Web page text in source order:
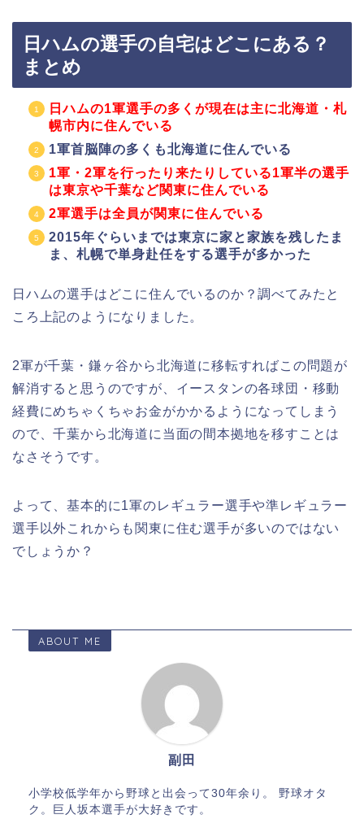
日ハムの選手の自宅はどこにある？
まとめ
日ハムの1軍選手の多くが現在は主に北海道・札
幌市内に住んでいる
1軍首脳陣の多くも北海道に住んでいる
1軍・2軍を行ったり来たりしている1軍半の選手
は東京や千葉など関東に住んでいる
2軍選手は全員が関東に住んでいる
2015年ぐらいまでは東京に家と家族を残したま
ま、札幌で単身赴任をする選手が多かった
日ハムの選手はどこに住んでいるのか？調べてみたと
ころ上記のようになりました。
2軍が千葉・鎌ヶ谷から北海道に移転すればこの問題が
解消すると思うのですが、イースタンの各球団・移動
経費にめちゃくちゃお金がかかるようになってしまう
ので、千葉から北海道に当面の間本拠地を移すことは
なさそうです。
よって、基本的に1軍のレギュラー選手や準レギュラー
選手以外これからも関東に住む選手が多いのではない
でしょうか？
ABOUT ME
副田
小学校低学年から野球と出会って30年余り。 野球オタ
ク。巨人坂本選手が大好きです。